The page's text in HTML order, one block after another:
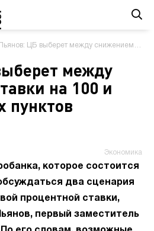
ЦБ выберет между снижением ставки на 100 и 200 базисных пунктов
между
на 100 и
пунктов
Экономика
которое состоится
два сценария
процентной ставки,
первый заместитель